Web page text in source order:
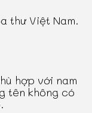
thư Việt Nam.
hợp với nam
tên không có